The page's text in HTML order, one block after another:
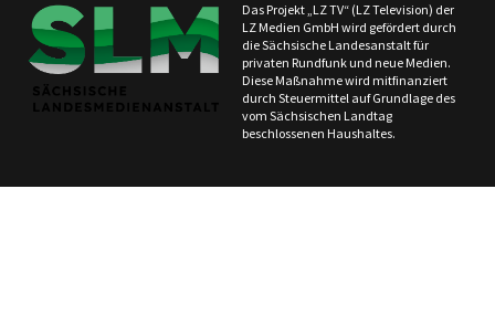
Das Projekt „LZ TV“ (LZ Television) der
LZ Medien GmbH wird gefördert durch
die Sächsische Landesanstalt für
privaten Rundfunk und neue Medien.
Diese Maßnahme wird mitfinanziert
durch Steuermittel auf Grundlage des
vom Sächsischen Landtag
beschlossenen Haushaltes.